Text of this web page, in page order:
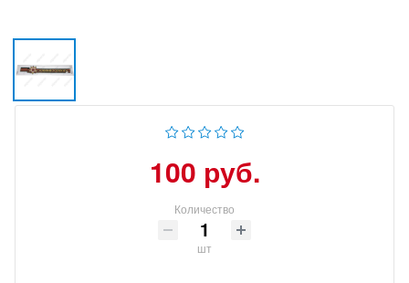
100 руб.
Количество
шт